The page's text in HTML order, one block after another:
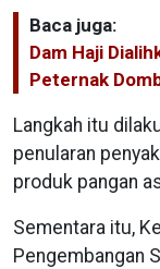
Baca juga:
Dam Haji
Peternak
Langkah itu
penularan
produk pangan
Sementara itu,
Pengembangan